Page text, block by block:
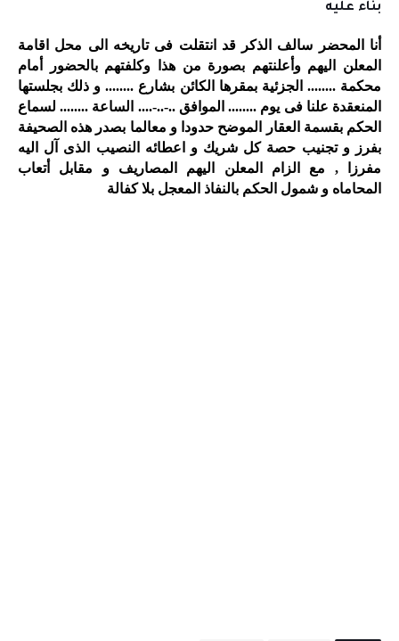
بناء عليه
أنا
المحضر سالف الذكر قد انتقلت فى تاريخه الى محل اقامة
المعلن اليهم و أعلنتهم بصورة من هذا وكلفتهم بالحضور أمام
محكمة ........ الجزئية بمقرها
الكائن بشارع ........ و ذلك بجلستها
المنعقدة علنا فى يوم ........ الموافق ..-..-.... الساعة ........ لسماع
الحكم بقسمة العقار الموضح حدودا و معالما بصدر هذه الصحيفة
بفرز و تجنيب حصة كل شريك و اعطائه النصيب الذى
آل اليه
مفرزا , مع الزام المعلن اليهم المصاريف و مقابل أتعاب
المحاماه و شمول الحكم بالنفاذ المعجل بلا كفالة